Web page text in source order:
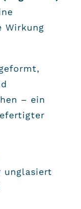
Wirkung
– ein
unglasiert